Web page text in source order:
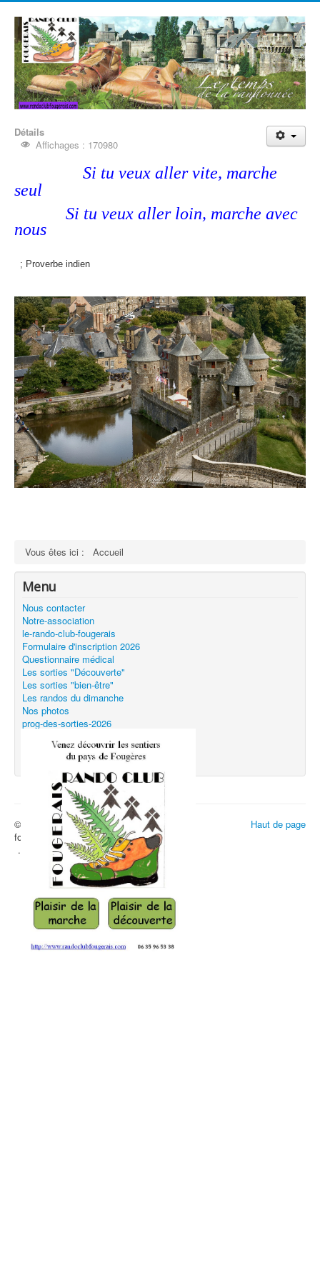
Détails
Affichages : 170980
Si tu veux aller vite, marche
seul
Si tu veux aller loin, marche avec
nous
; Proverbe indien
.
Vous êtes ici : Accueil
Menu
Nous contacter
Notre-association
le-rando-club-fougerais
Formulaire d'inscription 2026
Questionnaire médical
Les sorties "Découverte"
Les sorties "bien-être"
Les randos du dimanche
Nos photos
prog-des-sorties-2026
2026-09-19-rando-et-repas-a-quebriac
Haut de page
© 2026 le-rando-club-
fougerais,randonnee,pedestre,fougeres,